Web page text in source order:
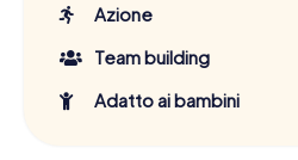
Azione
Team building
Adatto ai bambini